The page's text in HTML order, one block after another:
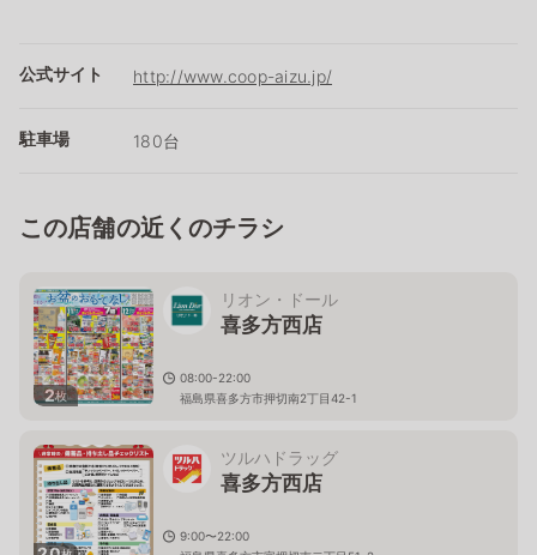
公式サイト http://www.coop-aizu.jp/
駐車場 180台
この店舗の近くのチラシ
2枚
リオン・ドール
喜多方西店
08:00-22:00
福島県喜多方市押切南2丁目42-1
ツルハドラッグ
喜多方西店
9:00〜22:00